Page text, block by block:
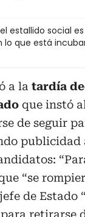
estallido social
que está
a la tardía
que instó
de seguir
publicidad
“se
de Estado
retirarse